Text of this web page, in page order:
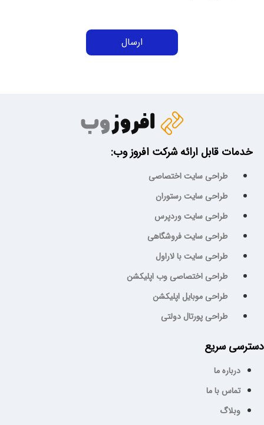
خدمات قابل ارائه شرکت افروز وب:
طراحی سایت اختصاصی
طراحی سایت رستوران
طراحی سایت وردپرس
طراحی سایت فروشگاهی
طراحی سایت با لاراول
طراحی اختصاصی وب اپلیکشن
طراحی موبایل اپلیکشن
طراحی پورتال دولتی
دسترسی سریع
درباره ما
تماس با ما
وبلاگ